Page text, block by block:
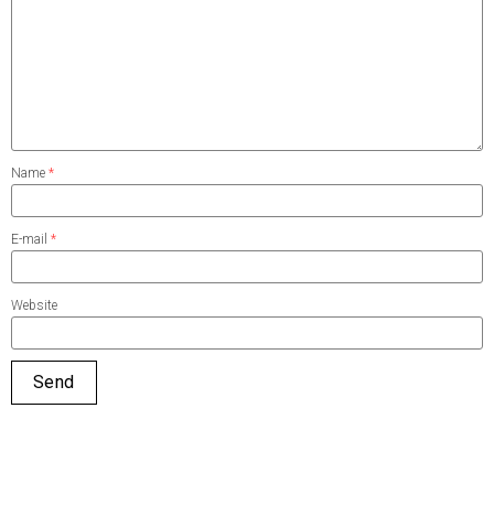
Name *
E-mail *
Website